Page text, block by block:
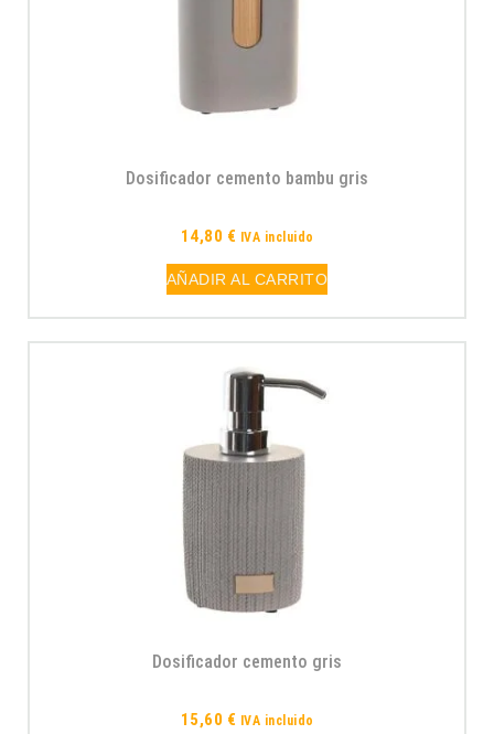
Dosificador cemento bambu gris
14,80 € IVA incluido
AÑADIR AL CARRITO
Dosificador cemento gris
15,60 € IVA incluido